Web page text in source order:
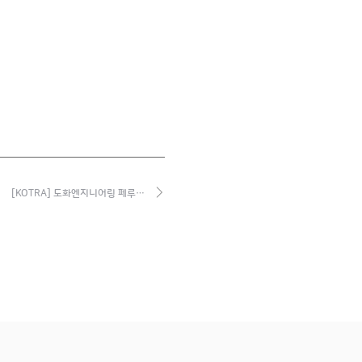
[KOTRA] 도화엔지니어링 페루…